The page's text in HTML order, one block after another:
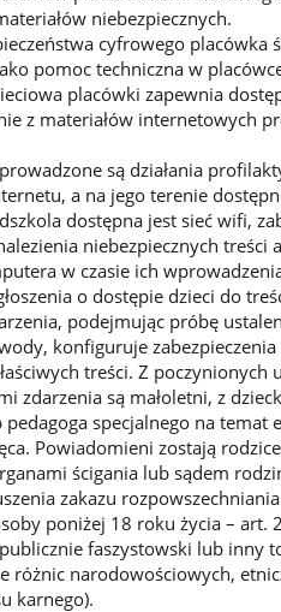
niebezpiecznych.
cyfrowego placówka
pomoc techniczna w
placówki zapewnia
z materiałów internetowych
są działania
a na jego terenie
dostępna jest sieć wifi,
niebezpiecznych treści
w czasie ich
o dostępie dzieci do
podejmując próbę
konfiguruje
treści. Z poczynionych
zdarzenia są małoletni, z
specjalnego na temat
Powiadomieni zostają
ścigania lub sądem
zakazu
poniżej 18 roku życia – art.
faszystowski lub inny
różnic narodowościowych,
karnego).